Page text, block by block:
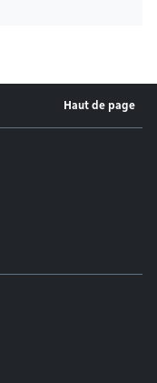
Haut de page